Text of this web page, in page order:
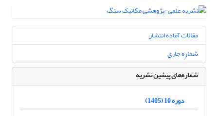
مقالات آماده انتشار
شماره جاری
شماره‌های پیشین نشریه
دوره 10 (1405)